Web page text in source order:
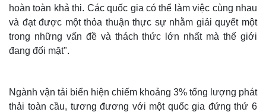
hoàn toàn khả thi. Các quốc gia có thể làm việc cùng nhau
và đạt được một thỏa thuận thực sự nhằm giải quyết một
trong những vấn đề và thách thức lớn nhất mà thế giới
đang đối mặt".
Ngành vận tải biển hiện chiếm khoảng 3% tổng lượng phát
thải toàn cầu, tương đương với một quốc gia đứng thứ 6